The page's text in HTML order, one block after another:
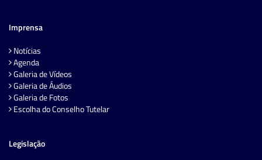
Imprensa
Notícias
Agenda
Galeria de Vídeos
Galeria de Áudios
Galeria de Fotos
Escolha do Conselho Tutelar
Legislação